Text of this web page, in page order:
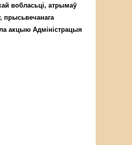
вобласьці, атрымаў
прысьвечанага
акцыю Адміністрацыя